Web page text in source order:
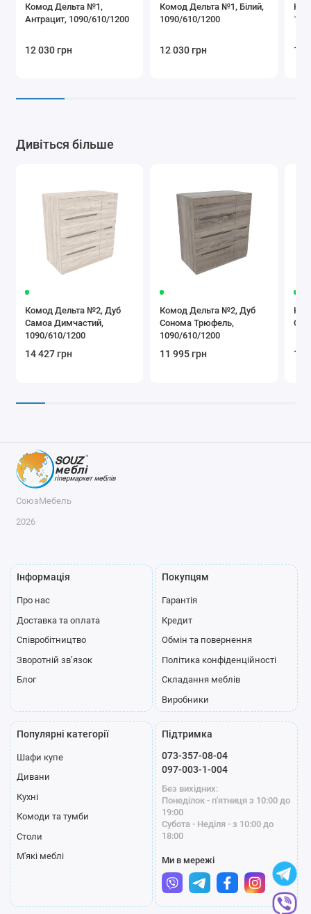
Комод Дельта №1,
Антрацит, 1090/610/1200
12 030 грн
Комод Дельта №1, Білий,
1090/610/1200
12 030 грн 12
Дивіться більше
Комод Дельта №2, Дуб
Самоа Димчастий,
1090/610/1200
14 427 грн
Комод Дельта №2, Дуб
Сонома Трюфель,
1090/610/1200
11 995 грн 11
СоюзМебель
2026
Інформація
Про нас
Доставка та оплата
Співробітництво
Зворотній зв’язок
Блог
Покупцям
Гарантія
Кредит
Обмін та повернення
Політика конфіденційності
Складання меблів
Виробники
Популярні категорії
Шафи купе
Дивани
Кухні
Комоди та тумби
Столи
М'які меблі
Підтримка
073-357-08-04
097-003-1-004
Без вихідних:
Понеділок - п'ятниця з 10:00 до
19:00
Субота - Неділя - з 10:00 до
18:00
Ми в мережі